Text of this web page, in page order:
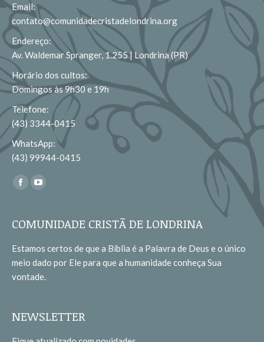
Email:
contato@comunidadecristadelondrina.org
Endereço:
Av. Waldemar Spranger, 1.255 | Londrina (PR)
Horário dos cultos:
Domingos às 9h30 e 19h
Telefone:
(43) 3344-0415
WhatsApp:
(43) 99944-0415
Encontre-nos em:
Facebook
opens
new
window
YouTube
opens
new
window
COMUNIDADE CRISTÃ DE LONDRINA
Estamos certos de que a Bíblia é a Palavra de Deus e o único
meio dado por Ele para que a humanidade conheça Sua
vontade.
NEWSLETTER